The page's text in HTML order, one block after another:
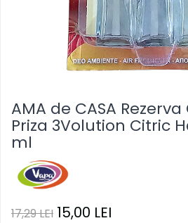
Masca & Gel de par
Vopsea de par
Servetele Umede & Uscate
AMA de CASA
Priza 3Volution Citric
ml
17,29 LEI 15,00 LEI